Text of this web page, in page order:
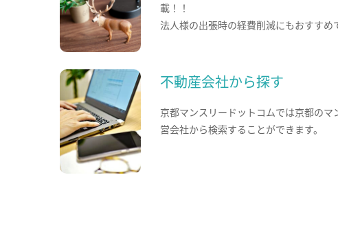
載！！
法人様の出張時の経費削減にもおすすめ
不動産会社から探す
京都マンスリードットコムでは京都の
営会社から検索することができます。